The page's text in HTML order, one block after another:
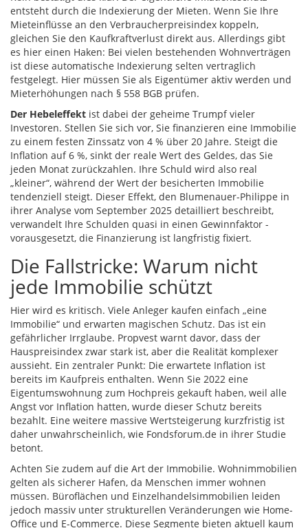
entsteht durch die Indexierung der Mieten. Wenn Sie Ihre
Mieteinflüsse an den Verbraucherpreisindex koppeln,
gleichen Sie den Kaufkraftverlust direkt aus. Allerdings gibt
es hier einen Haken: Bei vielen bestehenden Wohnverträgen
ist diese automatische Indexierung selten vertraglich
festgelegt. Hier müssen Sie als Eigentümer aktiv werden und
Mieterhöhungen nach § 558 BGB prüfen.
Der Hebeleffekt ist dabei der geheime Trumpf vieler
Investoren. Stellen Sie sich vor, Sie finanzieren eine Immobilie
zu einem festen Zinssatz von 4 % über 20 Jahre. Steigt die
Inflation auf 6 %, sinkt der reale Wert des Geldes, das Sie
jeden Monat zurückzahlen. Ihre Schuld wird also real
„kleiner“, während der Wert der besicherten Immobilie
tendenziell steigt. Dieser Effekt, den Blumenauer-Philippe in
ihrer Analyse vom September 2025 detailliert beschreibt,
verwandelt Ihre Schulden quasi in einen Gewinnfaktor -
vorausgesetzt, die Finanzierung ist langfristig fixiert.
Die Fallstricke: Warum nicht
jede Immobilie schützt
Hier wird es kritisch. Viele Anleger kaufen einfach „eine
Immobilie“ und erwarten magischen Schutz. Das ist ein
gefährlicher Irrglaube. Propvest warnt davor, dass der
Hauspreisindex zwar stark ist, aber die Realität komplexer
aussieht. Ein zentraler Punkt: Die erwartete Inflation ist
bereits im Kaufpreis enthalten. Wenn Sie 2022 eine
Eigentumswohnung zum Hochpreis gekauft haben, weil alle
Angst vor Inflation hatten, wurde dieser Schutz bereits
bezahlt. Eine weitere massive Wertsteigerung kurzfristig ist
daher unwahrscheinlich, wie Fondsforum.de in ihrer Studie
betont.
Achten Sie zudem auf die Art der Immobilie. Wohnimmobilien
gelten als sicherer Hafen, da Menschen immer wohnen
müssen. Büroflächen und Einzelhandelsimmobilien leiden
jedoch massiv unter strukturellen Veränderungen wie Home-
Office und E-Commerce. Diese Segmente bieten aktuell kaum